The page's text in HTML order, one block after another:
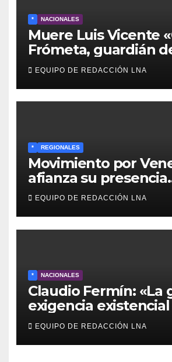
* NACIONALES
Muere Luis Vicente
Frómeta, guardián
musical de la Billo’s
Boys
EQUIPO DE REDACCIÓN LNA
* REGIONALES
Movimiento por
afianza su presencia
comunitaria en La
y otras comunidades
Anzoátegui
EQUIPO DE REDACCIÓN LNA
* NACIONALES
Claudio Fermín: «La
exigencia existencial
defensa de la
EQUIPO DE REDACCIÓN LNA